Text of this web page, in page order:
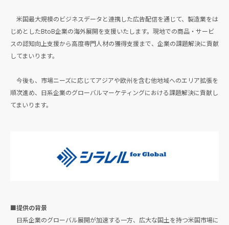
米国最大規模のビジネスデータと連携した広告配信を通じて、製造業をは
じめとしたBtoB企業の海外展開を支援いたします。現地での商品・サービ
スの認知向上支援から高度専門人材の獲得支援まで、企業の課題解決に貢献
してまいります。
今後も、市場ニーズに応じてアジアや欧州を含む他地域へのエリア拡張を
順次進め、日系企業のグローバルマーケティングにおける課題解決に貢献し
てまいります。
■提供の背景
日系企業のグローバル展開が加速する一方、広大な国土を持つ米国市場に